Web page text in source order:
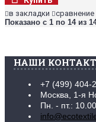
в закладки
сравнение
Показано с 1 по 14 из
НАШИ
+7 (499) 404-
Москва, 1-я
Пн. - пт.: